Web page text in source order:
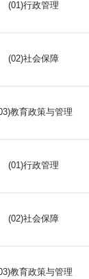
(01)行政管理
(02)社会保障
教育政策与管理
(01)行政管理
(02)社会保障
教育政策与管理